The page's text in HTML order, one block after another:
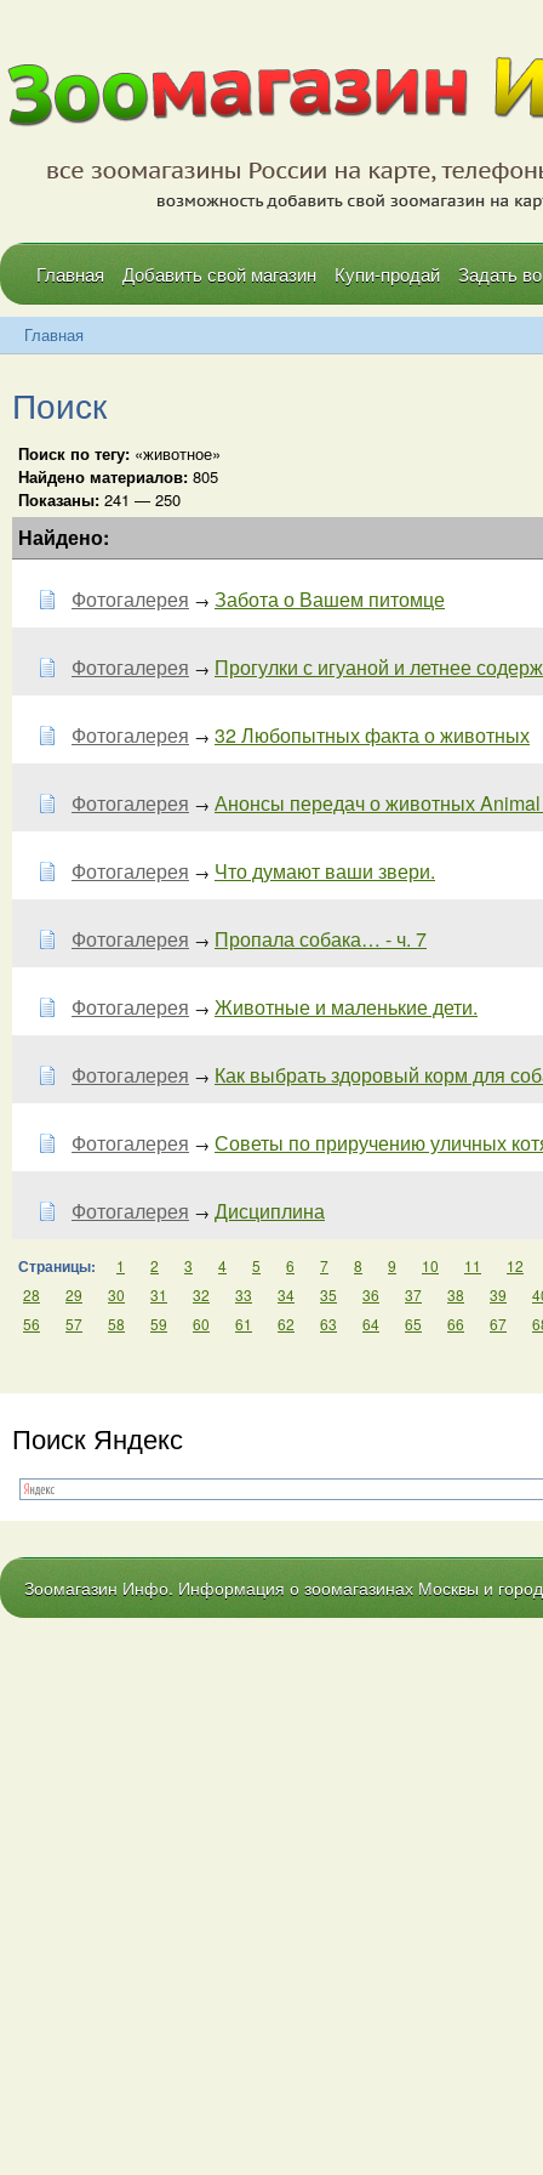
Главная Добавить свой магазин Купи-продай Задать
Главная
Поиск
Поиск по тегу: «животное»
Найдено материалов: 805
Показаны: 241 — 250
Найдено:
Фотогалерея → Забота о Вашем питомце
Фотогалерея → Прогулки с игуаной и летнее
Фотогалерея → 32 Любопытных факта о животных
Фотогалерея → Анонсы передач о животных Animal
Фотогалерея → Что думают ваши звери.
Фотогалерея → Пропала собака… - ч. 7
Фотогалерея → Животные и маленькие дети.
Фотогалерея → Как выбрать здоровый корм для
Фотогалерея → Советы по приручению уличных
Фотогалерея → Дисциплина
Страницы: 1 2 3 4 5 6 7 8 9 10 11
12
28
29 30 31 32 33 34 35 36 37 38 39
56
57 58 59 60 61 62 63 64 65 66 67
Поиск Яндекс
Зоомагазин Инфо. Информация о зоомагазинах Москвы и